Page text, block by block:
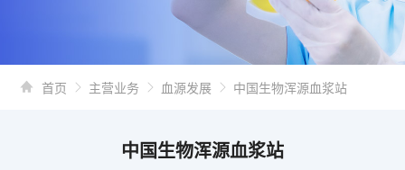
首页 主营业务 血源发展 中国生物浑源血浆站
中国生物浑源血浆站